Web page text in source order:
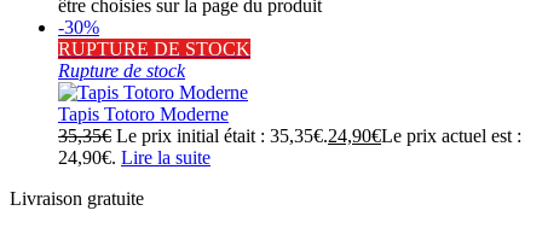
être choisies sur la page du produit
-30%
RUPTURE DE STOCK
Rupture de stock
Tapis Totoro Moderne
35,35€ Le prix initial était : 35,35€.24,90€Le prix actuel est :
24,90€. Lire la suite
Livraison gratuite